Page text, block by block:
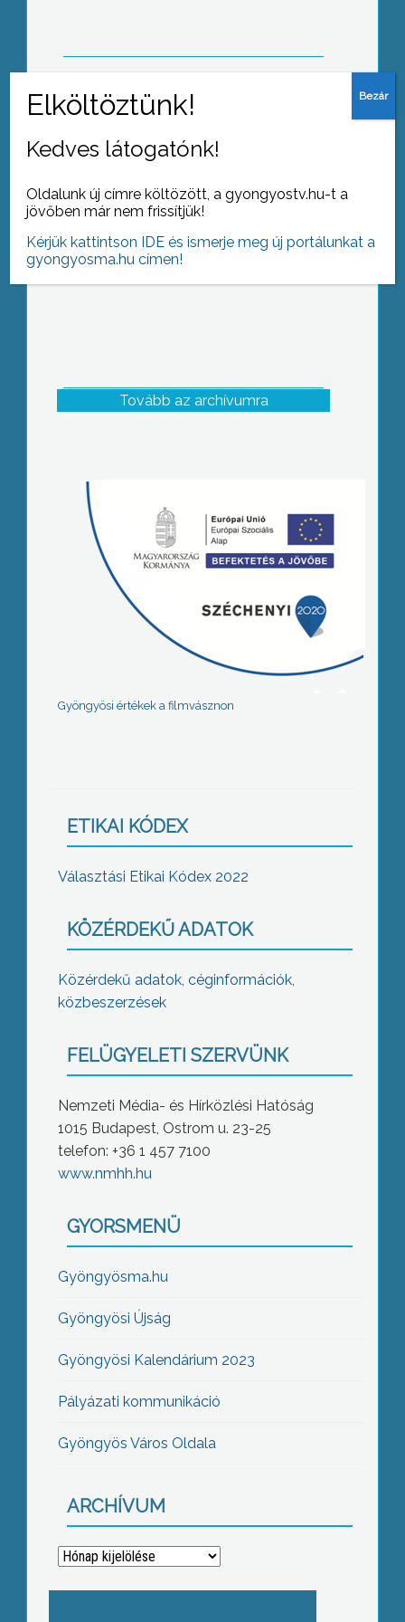
büdzsé első körben Gyöngyösön
Tovább az archívumra
Gyöngyösi értékek a filmvásznon
ETIKAI KÓDEX
Választási Etikai Kódex 2022
KÖZÉRDEKŰ ADATOK
Közérdekű adatok, céginformációk,
közbeszerzések
FELÜGYELETI SZERVÜNK
Nemzeti Média- és Hírközlési Hatóság
1015 Budapest, Ostrom u. 23-25
telefon: +36 1 457 7100
www.nmhh.hu
GYORSMENÜ
Gyöngyösma.hu
Gyöngyösi Újság
Gyöngyösi Kalendárium 2023
Pályázati kommunikáció
Gyöngyös Város Oldala
ARCHÍVUM
Archívum
Kedves látogatónk!
Oldalunk új címre költözött, a gyongyostv.hu-t a
jövőben már nem frissítjük!
Kérjük kattintson IDE és ismerje meg új portálunkat a
gyongyosma.hu címen!